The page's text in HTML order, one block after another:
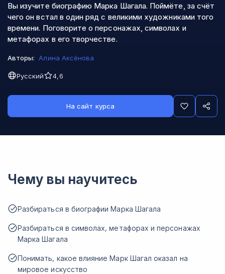
Вы изучите биографию Марка Шагала. Поймёте, за счёт
чего он встал в один ряд с великими художниками того
времени. Поговорите о персонажах, символах и
метафорах в его творчестве.
Авторы: Алина Аксёнова
Русский 4,6
На сайт курса
Чему вы научитесь
Разбираться в биографии Марка Шагала
Разбираться в символах, метафорах и персонажах
Марка Шагала
Понимать, какое влияние Марк Шагал оказал на
мировое искусство